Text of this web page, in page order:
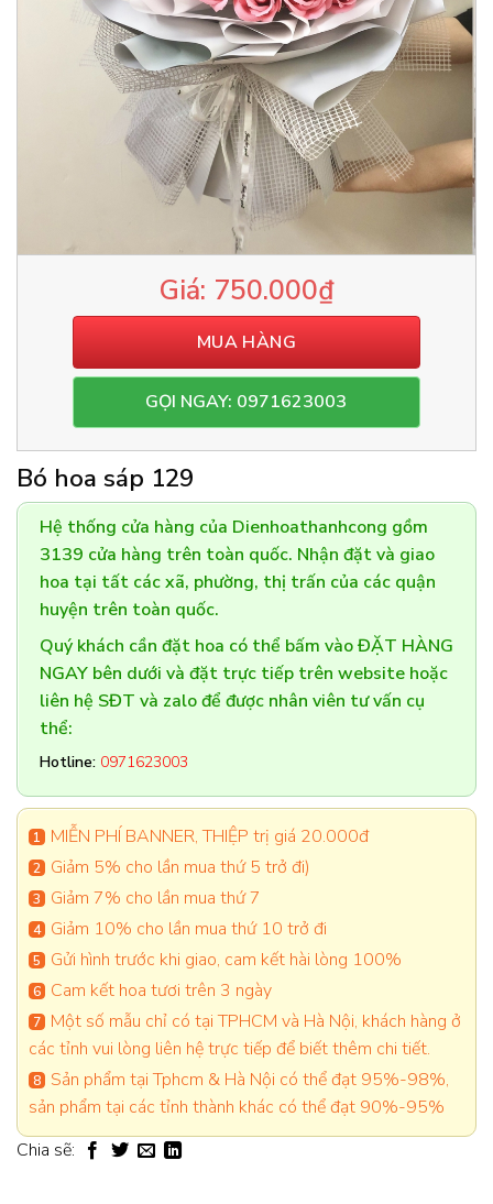
750.000₫
MUA HÀNG
GỌI NGAY: 0971623003
Bó hoa sáp 129
Hệ thống cửa hàng của Dienhoathanhcong gồm
3139 cửa hàng trên toàn quốc. Nhận đặt và giao
hoa tại tất các xã, phường, thị trấn của các quận
huyện trên toàn quốc.
Quý khách cần đặt hoa có thể bấm vào ĐẶT HÀNG
NGAY bên dưới và đặt trực tiếp trên website hoặc
liên hệ SĐT và zalo để được nhân viên tư vấn cụ
thể:
Hotline: 0971623003
MIỄN PHÍ BANNER, THIỆP trị giá 20.000đ
Giảm 5% cho lần mua thứ 5 trở đi)
Giảm 7% cho lần mua thứ 7
Giảm 10% cho lần mua thứ 10 trở đi
Gửi hình trước khi giao, cam kết hài lòng 100%
Cam kết hoa tươi trên 3 ngày
Một số mẫu chỉ có tại TPHCM và Hà Nội, khách hàng ở
các tỉnh vui lòng liên hệ trực tiếp để biết thêm chi tiết.
Sản phẩm tại Tphcm & Hà Nội có thể đạt 95%-98%,
sản phẩm tại các tỉnh thành khác có thể đạt 90%-95%
Chia sẽ: